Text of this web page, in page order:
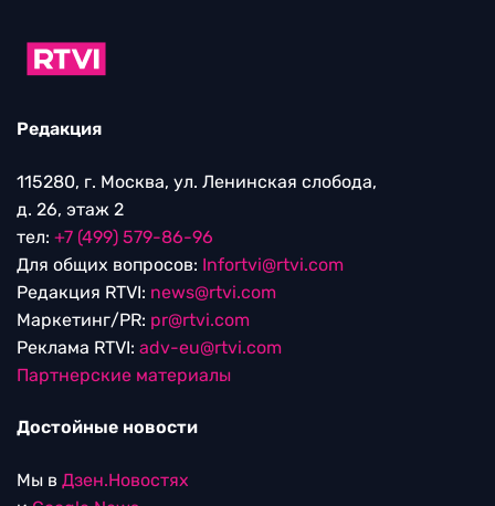
Редакция
115280, г. Москва, ул. Ленинская слобода,
д. 26, этаж 2
тел: +7 (499) 579-86-96
Для общих вопросов: Infortvi@rtvi.com
Редакция RTVI: news@rtvi.com
Маркетинг/PR: pr@rtvi.com
Реклама RTVI: adv-eu@rtvi.com
Партнерские материалы
Достойные новости
Мы в Дзен.Новостях